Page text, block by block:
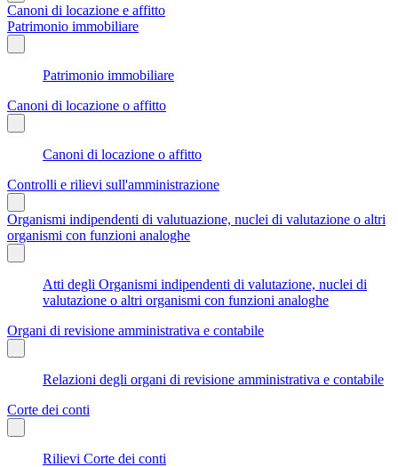
Canoni di locazione e affitto
Patrimonio immobiliare
Patrimonio immobiliare
Canoni di locazione o affitto
Canoni di locazione o affitto
Controlli e rilievi sull'amministrazione
Organismi indipendenti di valutuazione, nuclei di valutazione o altri
organismi con funzioni analoghe
Atti degli Organismi indipendenti di valutazione, nuclei di
valutazione o altri organismi con funzioni analoghe
Organi di revisione amministrativa e contabile
Relazioni degli organi di revisione amministrativa e contabile
Corte dei conti
Rilievi Corte dei conti